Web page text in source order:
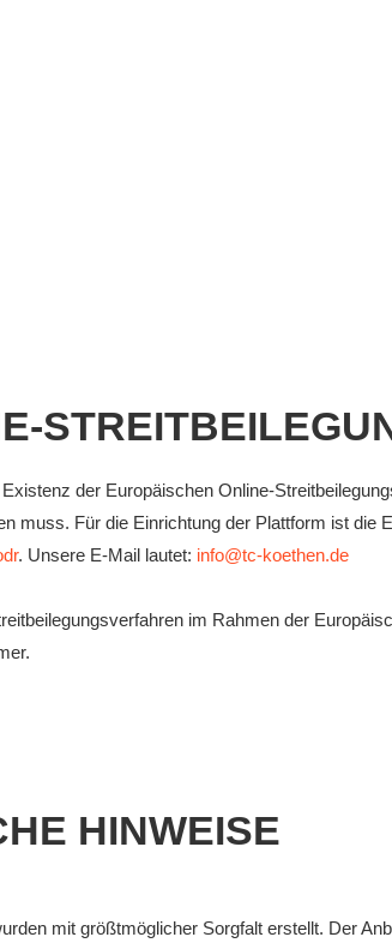
der Europäischen Online-
muss. Für die Einrichtung der Plattform ist
. Unsere E-Mail lautet: info@tc-koethen.de
im Rahmen der
HINWEISE
mit größtmöglicher Sorgfalt erstellt. Der